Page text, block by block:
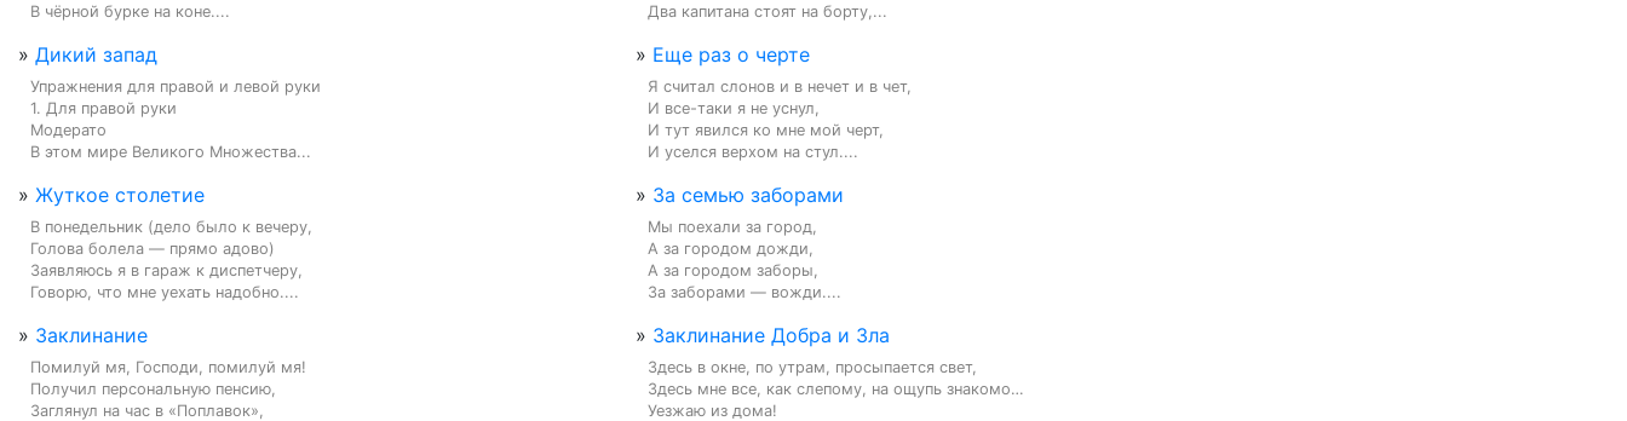
В чёрной бурке на коне....
Два капитана стоят на борту,...
» Дикий запад
Упражнения для правой и левой руки
1. Для правой руки
Модерато
В этом мире Великого Множества...
» Еще раз о черте
Я считал слонов и в нечет и в чет,
И все-таки я не уснул,
И тут явился ко мне мой черт,
И уселся верхом на стул....
» Жуткое столетие
В понедельник (дело было к вечеру,
Голова болела — прямо адово)
Заявляюсь я в гараж к диспетчеру,
Говорю, что мне уехать надобно....
» За семью заборами
Мы поехали за город,
А за городом дожди,
А за городом заборы,
За заборами — вожди....
» Заклинание
Помилуй мя, Господи, помилуй мя!
Получил персональную пенсию,
Заглянул на час в «Поплавок»,
» Заклинание Добра и Зла
Здесь в окне, по утрам, просыпается свет,
Здесь мне все, как слепому, на ощупь знакомо…
Уезжаю из дома!